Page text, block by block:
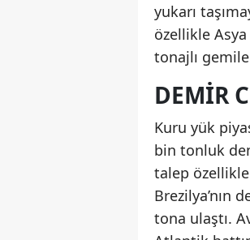
yukarı
özellikle
tonajlı
DEMIR
Kuru yük
bin tonluk
talep özellikle
Brezilya’nın
tona ulaştı.